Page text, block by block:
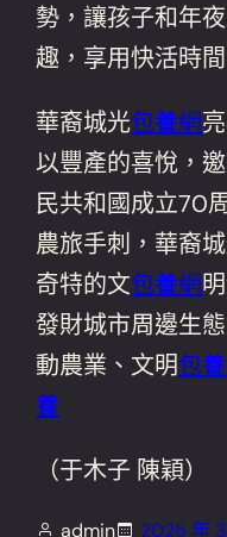
勢，讓孩子和年
趣，享用快活時間
華裔城光包養網
以豐產的喜悅，
民共和國成立70
農旅手刺，華裔
奇特的文包養網
發財城市周邊生
動農業、文明包
養
（于木子 陳穎）
admin 2025 年 3